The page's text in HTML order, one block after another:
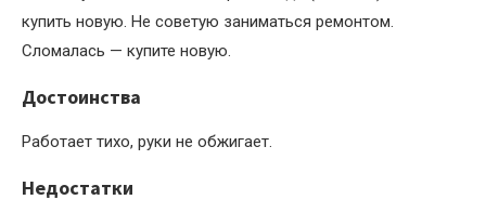
купить новую. Не советую заниматься ремонтом.
Сломалась — купите новую.
Достоинства
Работает тихо, руки не обжигает.
Недостатки